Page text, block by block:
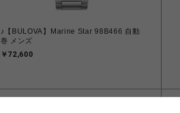
♪【BULOVA】Marine Star 98B466 自動
巻 メンズ
￥72,600